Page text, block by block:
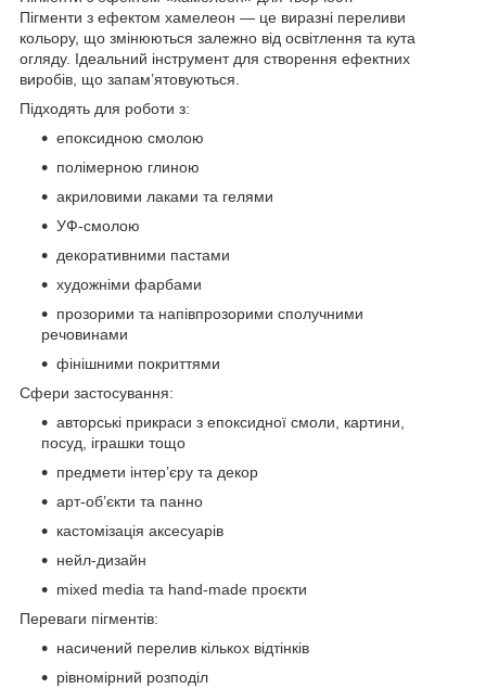
Пігменти з ефектом хамелеон — це виразні переливи
кольору, що змінюються залежно від освітлення та кута
огляду. Ідеальний інструмент для створення ефектних
виробів, що запам’ятовуються.
Підходять для роботи з:
епоксидною смолою
полімерною глиною
акриловими лаками та гелями
УФ-смолою
декоративними пастами
художніми фарбами
прозорими та напівпрозорими сполучними
речовинами
фінішними покриттями
Сфери застосування:
авторські прикраси з епоксидної смоли, картини,
посуд, іграшки тощо
предмети інтер’єру та декор
арт-об’єкти та панно
кастомізація аксесуарів
нейл-дизайн
mixed media та hand-made проєкти
Переваги пігментів:
насичений перелив кількох відтінків
рівномірний розподіл